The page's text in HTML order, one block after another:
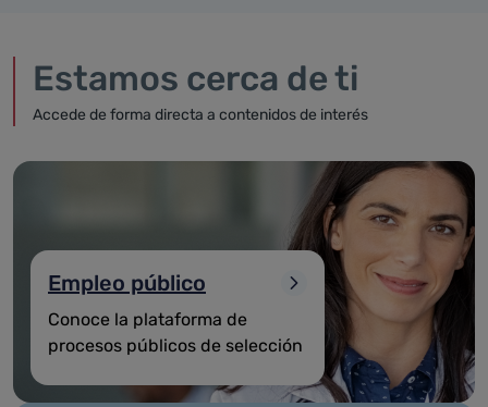
Estamos cerca de ti
Accede de forma directa a contenidos de interés
Empleo público
Conoce la plataforma de
procesos públicos de selección